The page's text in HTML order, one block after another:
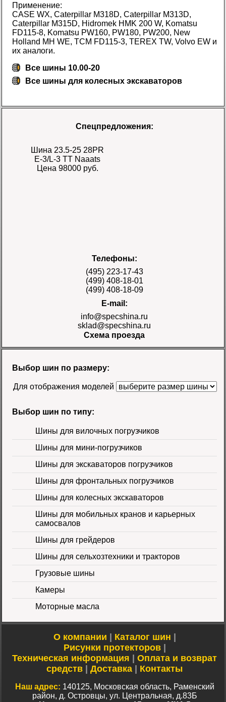
Применение:
CASE WX, Caterpillar M318D, Caterpillar M313D,
Caterpillar M315D, Hidromek HMK 200 W, Komatsu
FD115-8, Komatsu PW160, PW180, PW200, New
Holland MH WE, TCM FD115-3, TEREX TW, Volvo EW и
их аналоги.
Все шины 10.00-20
Все шины для колесных экскаваторов
Спецпредложения:
Шина 23.5-25 28PR
E-3/L-3 TT Naaats
Цена 98000 руб.
E-3/L-3 TT Naaats
Цена 48000 руб.
58500 руб.
Шина 16.9-30
14PR TL Galaxy
Цена 60000 руб.
Шина 16.9-24 16PR
IND-80 OzkaЦена
46000 руб.
Шина 10-16.5 10PR
ER-218 TL Nortec
Телефоны:
(495) 223-17-43
(499) 408-18-01
(499) 408-18-09
E-mail:
info@specshina.ru
sklad@specshina.ru
Схема проезда
Выбор шин по размеру:
Для отображения моделей
Выбор шин по типу:
Шины для вилочных погрузчиков
Шины для мини-погрузчиков
Шины для экскаваторов погрузчиков
Шины для фронтальных погрузчиков
Шины для колесных экскаваторов
Шины для мобильных кранов и карьерных
самосвалов
Шины для грейдеров
Шины для сельхозтехники и тракторов
Грузовые шины
Камеры
Моторные масла
О компании | Каталог шин |
Рисунки протекторов|
Техническая информация | Оплата и возврат
средств | Доставка | Контакты
Наш адрес: 140125, Московская область, Раменский
район, д. Островцы, ул. Центральная, д.83Б